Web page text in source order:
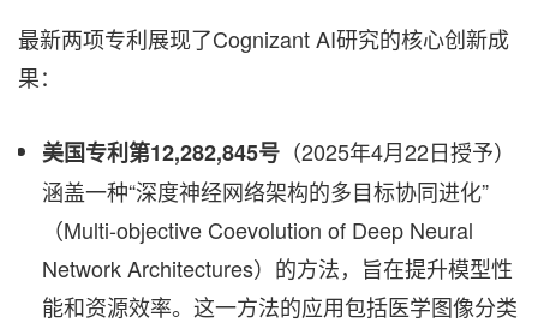
最新两项专利展现了Cognizant AI研究的核心创新成
果：
美国专利第12,282,845号 （2025年4月22日授予）
涵盖一种“深度神经网络架构的多目标协同进化”
（Multi-objective Coevolution of Deep Neural
Network Architectures）的方法，旨在提升模型性
能和资源效率。这一方法的应用包括医学图像分类